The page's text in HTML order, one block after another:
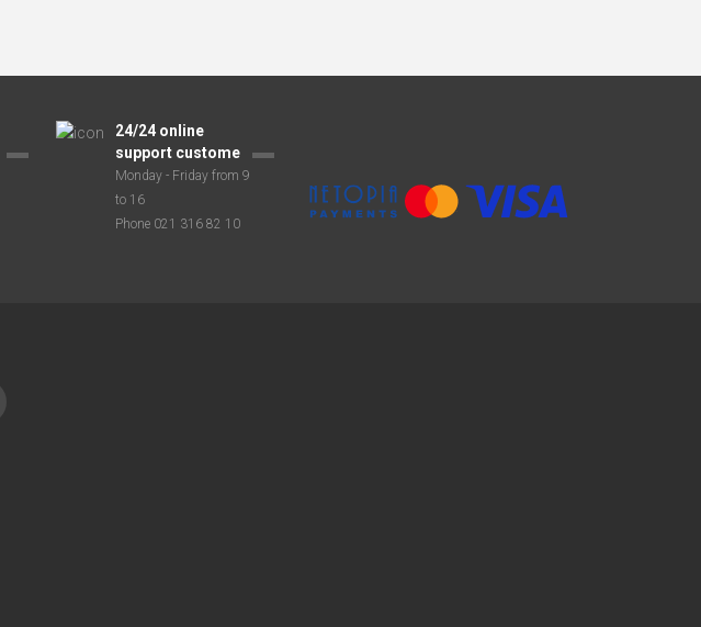
24/24 online
support custome
Monday - Friday from 9
to 16
Phone 021 316 82 10